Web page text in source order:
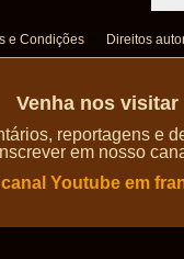
e Condições Direitos
Venha nos
reportagens e
em nosso
Youtube em